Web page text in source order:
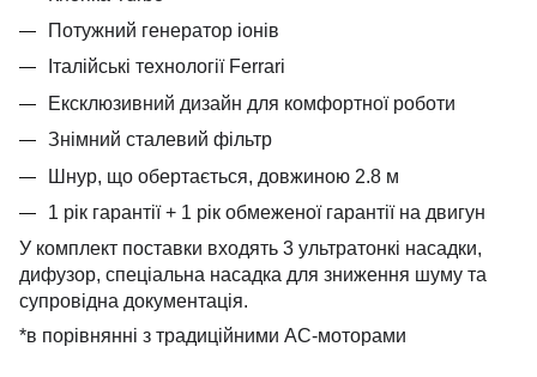
Потужний генератор іонів
Італійські технології Ferrari
Ексклюзивний дизайн для комфортної роботи
Знімний сталевий фільтр
Шнур, що обертається, довжиною 2.8 м
1 рік гарантії + 1 рік обмеженої гарантії на двигун
У комплект поставки входять 3 ультратонкі насадки,
дифузор, спеціальна насадка для зниження шуму та
супровідна документація.
*в порівнянні з традиційними AC-моторами